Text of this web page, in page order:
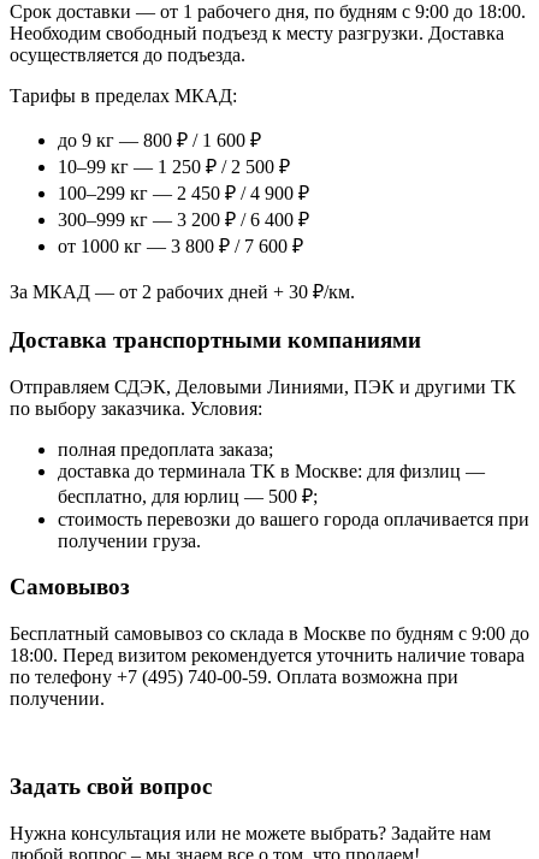
Срок доставки — от 1 рабочего дня, по будням с 9:00 до 18:00.
Необходим свободный подъезд к месту разгрузки. Доставка
осуществляется до подъезда.
Тарифы в пределах МКАД:
до 9 кг — 800 ₽ / 1 600 ₽
10–99 кг — 1 250 ₽ / 2 500 ₽
100–299 кг — 2 450 ₽ / 4 900 ₽
300–999 кг — 3 200 ₽ / 6 400 ₽
от 1000 кг — 3 800 ₽ / 7 600 ₽
За МКАД — от 2 рабочих дней + 30 ₽/км.
Доставка транспортными компаниями
Отправляем СДЭК, Деловыми Линиями, ПЭК и другими ТК
по выбору заказчика. Условия:
полная предоплата заказа;
доставка до терминала ТК в Москве: для физлиц —
бесплатно, для юрлиц — 500 ₽;
стоимость перевозки до вашего города оплачивается при
получении груза.
Самовывоз
Бесплатный самовывоз со склада в Москве по будням с 9:00 до
18:00. Перед визитом рекомендуется уточнить наличие товара
по телефону +7 (495) 740-00-59. Оплата возможна при
получении.
Задать свой вопрос
Нужна консультация или не можете выбрать? Задайте нам
любой вопрос – мы знаем все о том, что продаем!